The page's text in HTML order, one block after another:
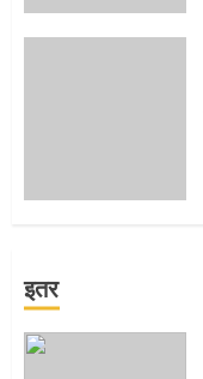
इतर